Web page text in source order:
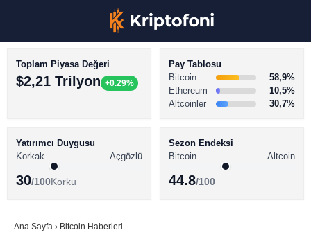
BİTCOİN HABERLERİ
ALTCOİN HABERLERİ
SÖZLÜK
Toplam Piyasa Değeri
$2,21 Trilyon +0.29%
Pay Tablosu
Bitcoin
58,9%
Ethereum
10,5%
Altcoinler
30,7%
Yatırımcı Duygusu
Korkak
Açgözlü
30/100Korku
Sezon Endeksi
Bitcoin
Altcoin
44.8/100
Ana Sayfa › Bitcoin Haberleri